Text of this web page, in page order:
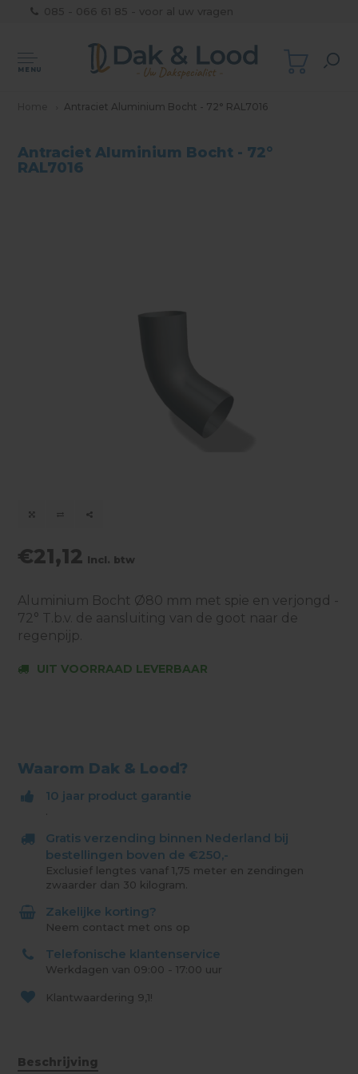
MENU
Antraciet Aluminium Bocht - 72° RAL7016
Antraciet Aluminium Bocht - 72°
RAL7016
€21,12 Incl. btw
Aluminium Bocht Ø80 mm met spie en verjongd -
72° T.b.v. de aansluiting van de goot naar de
regenpijp.
UIT VOORRAAD LEVERBAAR
Waarom Dak & Lood?
10 jaar product garantie
.
Gratis verzending binnen Nederland bij
bestellingen boven de €250,-
Exclusief lengtes vanaf 1,75 meter en zendingen
zwaarder dan 30 kilogram.
Zakelijke korting?
Neem contact met ons op
Telefonische klantenservice
Werkdagen van 09:00 - 17:00 uur
Klantwaardering 9,1!
Beschrijving